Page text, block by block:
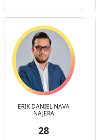
ERIK DANIEL NAVA
NAJERA
28